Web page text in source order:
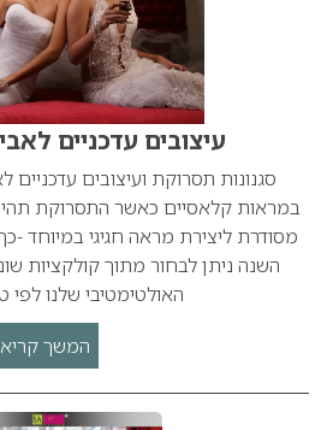
עיצובים עדכניים לאביב
במראות קלאסיים כאשר התסרוקת
מסודרת ליצירת מראה חגיגי במיוחד
השנה ניתן לבחור מתוך קולקציות
האולטימטיבי שלנו
המשך